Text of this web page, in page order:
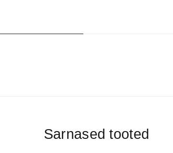
Sarnased tooted